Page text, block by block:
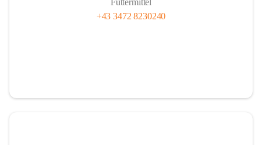
Futtermittel
+43 3472 8230240